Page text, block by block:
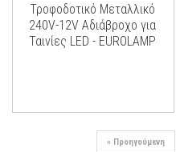
Τροφοδοτικό Μεταλλικό
240V-12V Αδιάβροχο για
Ταινίες LED - EUROLAMP
« Προηγούμενη